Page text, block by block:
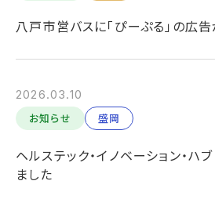
八戸市営バスに「ぴーぷる」の広告
2026.03.10
お知らせ
盛岡
ヘルステック・イノベーション・ハ
ました